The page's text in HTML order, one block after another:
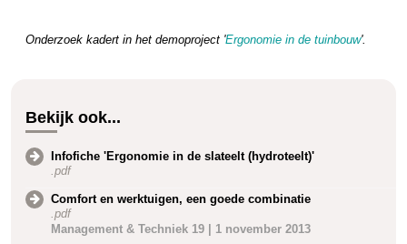
Onderzoek kadert in het demoproject 'Ergonomie in de tuinbouw'.
Bekijk ook...
Infofiche 'Ergonomie in de slateelt (hydroteelt)'
.pdf
Comfort en werktuigen, een goede combinatie
.pdf
Management & Techniek 19 | 1 november 2013